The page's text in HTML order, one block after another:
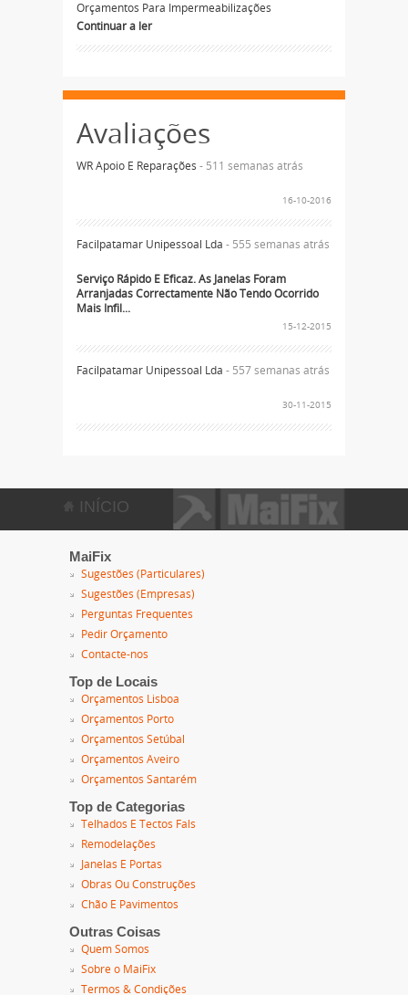
Orçamentos Para Impermeabilizações
Continuar a ler
Avaliações
WR Apoio E Reparações - 511 semanas atrás
16-10-2016
Facilpatamar Unipessoal Lda - 555 semanas atrás
Serviço Rápido E Eficaz. As Janelas Foram
Arranjadas Correctamente Não Tendo Ocorrido
Mais Infil...
15-12-2015
Facilpatamar Unipessoal Lda - 557 semanas atrás
30-11-2015
INÍCIO
MaiFix
Sugestões (Particulares)
Sugestões (Empresas)
Perguntas Frequentes
Pedir Orçamento
Contacte-nos
Top de Locais
Orçamentos Lisboa
Orçamentos Porto
Orçamentos Setúbal
Orçamentos Aveiro
Orçamentos Santarém
Top de Categorias
Telhados E Tectos Fals
Remodelações
Janelas E Portas
Obras Ou Construções
Chão E Pavimentos
Outras Coisas
Quem Somos
Sobre o MaiFix
Termos & Condições